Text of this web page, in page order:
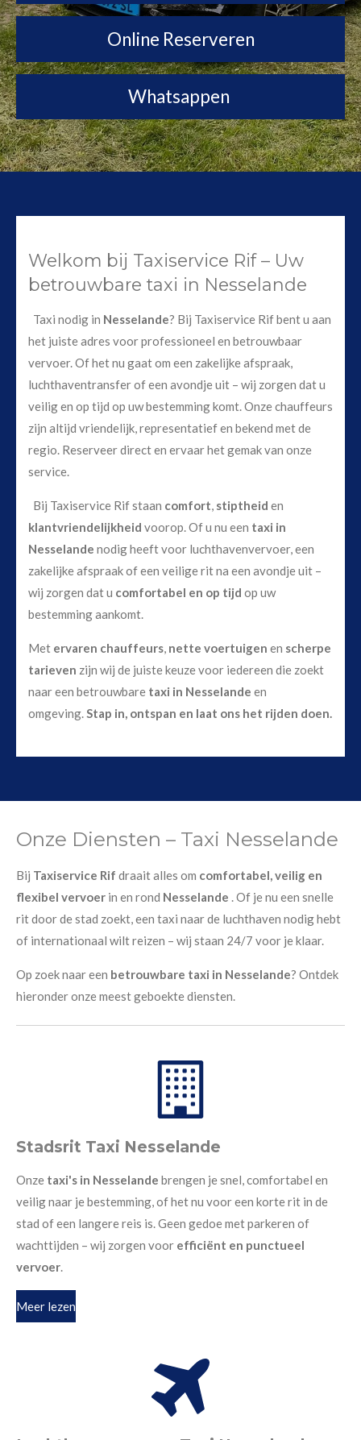
Online Reserveren
Whatsappen
Welkom bij Taxiservice Rif – Uw
betrouwbare taxi in Nesselande
Taxi nodig in Nesselande? Bij Taxiservice Rif bent u aan
het juiste adres voor professioneel en betrouwbaar
vervoer. Of het nu gaat om een zakelijke afspraak,
luchthaventransfer of een avondje uit – wij zorgen dat u
veilig en op tijd op uw bestemming komt. Onze chauffeurs
zijn altijd vriendelijk, representatief en bekend met de
regio. Reserveer direct en ervaar het gemak van onze
service.
Bij Taxiservice Rif staan comfort, stiptheid en
klantvriendelijkheid voorop. Of u nu een taxi in
Nesselande nodig heeft voor luchthavenvervoer, een
zakelijke afspraak of een veilige rit na een avondje uit –
wij zorgen dat u comfortabel en op tijd op uw
bestemming aankomt.
Met ervaren chauffeurs, nette voertuigen en scherpe
tarieven zijn wij de juiste keuze voor iedereen die zoekt
naar een betrouwbare taxi in Nesselande en
omgeving.Stap in, ontspan en laat ons het rijden doen.
Onze Diensten – Taxi Nesselande
Bij Taxiservice Rif draait alles om comfortabel, veilig en
flexibel vervoer in en rond Nesselande . Of je nu een snelle
rit door de stad zoekt, een taxi naar de luchthaven nodig hebt
of internationaal wilt reizen – wij staan 24/7 voor je klaar.
Op zoek naar een betrouwbare taxi in Nesselande? Ontdek
hieronder onze meest geboekte diensten.
Stadsrit Taxi Nesselande
Onze taxi's in Nesselande brengen je snel, comfortabel en
veilig naar je bestemming, of het nu voor een korte rit in de
stad of een langere reis is. Geen gedoe met parkeren of
wachttijden – wij zorgen voor efficiënt en punctueel
vervoer.
Meer lezen